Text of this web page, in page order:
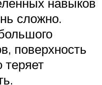
сложно.
поверхность
теряет